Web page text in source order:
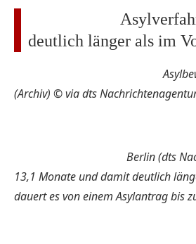
deutlich länger als im
(Archiv) © via dts
Berlin (dts
13,1 Monate und damit deutlich
dauert es von einem Asylantrag bis